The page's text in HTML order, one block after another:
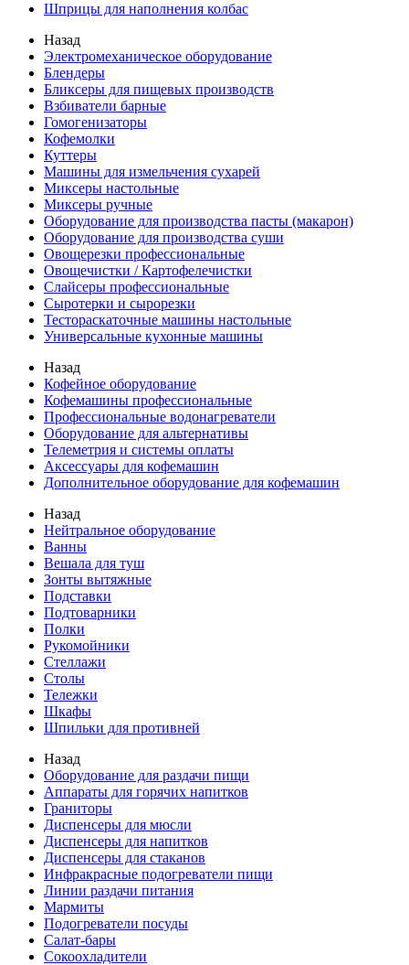
Шприцы для наполнения колбас
Назад
Электромеханическое оборудование
Блендеры
Бликсеры для пищевых производств
Взбиватели барные
Гомогенизаторы
Кофемолки
Куттеры
Машины для измельчения сухарей
Миксеры настольные
Миксеры ручные
Оборудование для производства пасты (макарон)
Оборудование для производства суши
Овощерезки профессиональные
Овощечистки / Картофелечистки
Слайсеры профессиональные
Сыротерки и сырорезки
Тестораскаточные машины настольные
Универсальные кухонные машины
Назад
Кофейное оборудование
Кофемашины профессиональные
Профессиональные водонагреватели
Оборудование для альтернативы
Телеметрия и системы оплаты
Аксессуары для кофемашин
Дополнительное оборудование для кофемашин
Назад
Нейтральное оборудование
Ванны
Вешала для туш
Зонты вытяжные
Подставки
Подтоварники
Полки
Рукомойники
Стеллажи
Столы
Тележки
Шкафы
Шпильки для противней
Назад
Оборудование для раздачи пищи
Аппараты для горячих напитков
Граниторы
Диспенсеры для мюсли
Диспенсеры для напитков
Диспенсеры для стаканов
Инфракрасные подогреватели пищи
Линии раздачи питания
Мармиты
Подогреватели посуды
Салат-бары
Сокоохладители